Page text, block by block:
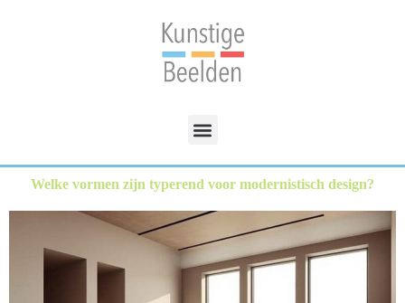
Welke vormen zijn typerend voor modernistisch design?